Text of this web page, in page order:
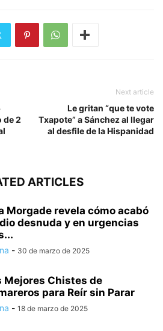
de 2
Next article
Le gritan “que te vote
Txapote” a Sánchez al llegar
al desfile de la Hispanidad
ARTICLES
Morgade revela cómo acabó
desnuda y en urgencias
- 30 de marzo de 2025
Mejores Chistes de
para Reír sin Parar
- 18 de marzo de 2025